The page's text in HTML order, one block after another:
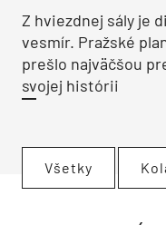
Z hviezdnej sály je
vesmír. Pražské
prešlo najväčšou
svojej histórii
Všetky